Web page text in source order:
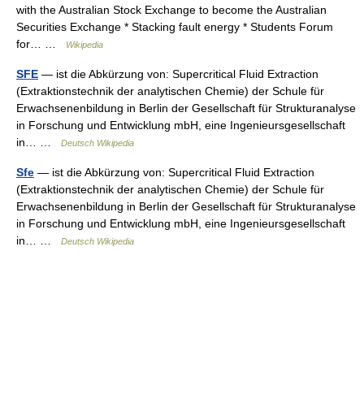
with the Australian Stock Exchange to become the Australian
Securities Exchange * Stacking fault energy * Students Forum
for… …
Wikipedia
SFE — ist die Abkürzung von: Supercritical Fluid Extraction
(Extraktionstechnik der analytischen Chemie) der Schule für
Erwachsenenbildung in Berlin der Gesellschaft für Strukturanalyse
in Forschung und Entwicklung mbH, eine Ingenieursgesellschaft
in… …
Deutsch Wikipedia
Sfe — ist die Abkürzung von: Supercritical Fluid Extraction
(Extraktionstechnik der analytischen Chemie) der Schule für
Erwachsenenbildung in Berlin der Gesellschaft für Strukturanalyse
in Forschung und Entwicklung mbH, eine Ingenieursgesellschaft
in… …
Deutsch Wikipedia